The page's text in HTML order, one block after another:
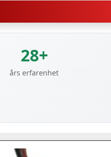
28+
års erfarenhet